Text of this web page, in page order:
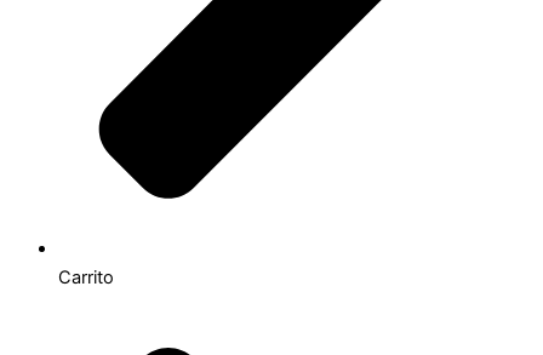
Carrito